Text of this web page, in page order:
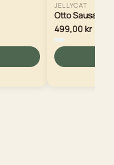
JELLYCAT
Otto Sausage
499,00 kr